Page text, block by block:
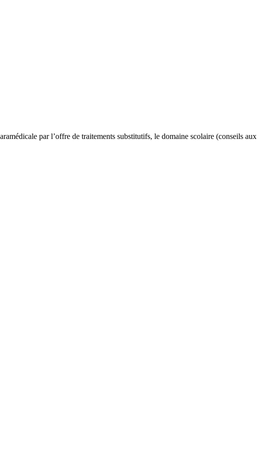
par l’offre de traitements substitutifs, le domaine scolaire (conseils aux